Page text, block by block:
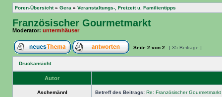
Foren-Übersicht» Gera » Veranstaltungs-, Freizeit u. Familientipps
Französischer Gourmetmarkt
Moderator: untermhäuser
Seite 2 von 2 [ 35 Beiträge ]
Druckansicht
Autor
Aschemännl Betreff des Beitrags: Re: Französischer Gourmetmarkt